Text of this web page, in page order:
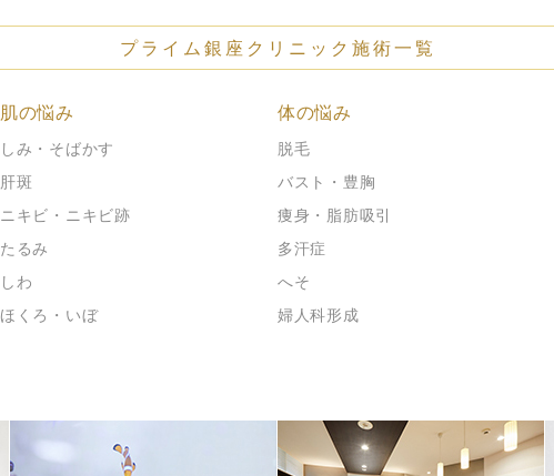
プライム銀座クリニック施術一覧
肌の悩み
しみ・そばかす
肝斑
ニキビ・ニキビ跡
たるみ
しわ
ほくろ・いぼ
体の悩み
脱毛
バスト・豊胸
痩身・脂肪吸引
多汗症
へそ
婦人科形成